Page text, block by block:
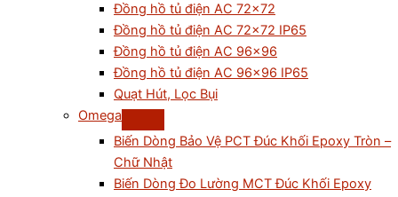
Đồng hồ tủ điện AC 72×72
Đồng hồ tủ điện AC 72×72 IP65
Đồng hồ tủ điện AC 96×96
Đồng hồ tủ điện AC 96×96 IP65
Quạt Hút, Lọc Bụi
Omega
Biến Dòng Bảo Vệ PCT Đúc Khối Epoxy Tròn –
Chữ Nhật
Biến Dòng Đo Lường MCT Đúc Khối Epoxy